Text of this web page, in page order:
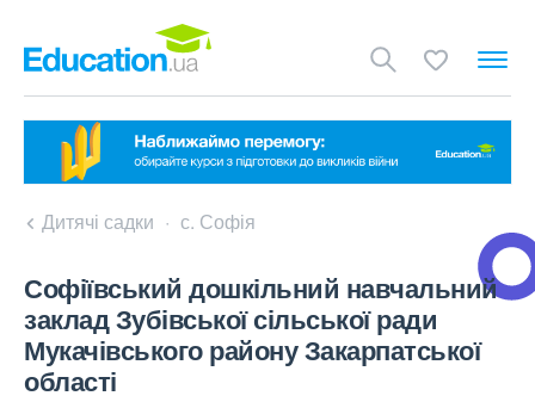
Дитячі садки с. Софія
Софіївський дошкільний навчальний
заклад Зубівської сільської ради
Мукачівського району Закарпатської
області